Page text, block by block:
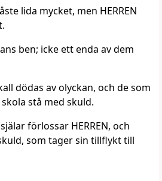
lida mycket, men HERREN
ben; icke ett enda av dem
dödas av olyckan, och de som
stå med skuld.
förlossar HERREN, och
som tager sin tillflykt till